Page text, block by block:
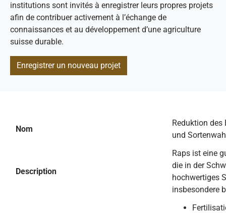
institutions sont invités à enregistrer leurs propres projets
afin de contribuer activement à l’échange de
connaissances et au développement d’une agriculture
suisse durable.
Enregistrer un nouveau projet
Nom
Reduktion
und
Description
Raps ist eine
die in der
hochwertiges
insbesondere